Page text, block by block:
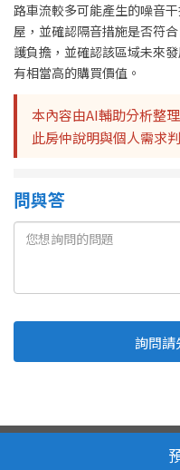
路車流較多可能產生的噪音
屋，並確認隔音措施是否符
護負擔，並確認該區域未來
有相當高的購買價值。
本內容由AI輔助分析整
此房仲說明與個人需求
問與答
詢問請
我家網 版權所有